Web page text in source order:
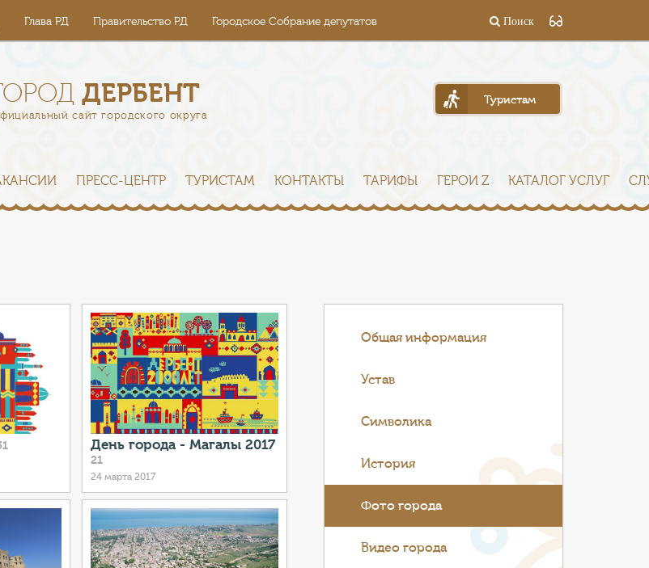
Глава РД Правительство РД Городское Собрание депутатов Поиск
ДЕРБЕНТ
сайт городского округа
Туристам
ПРЕСС-ЦЕНТР ТУРИСТАМ КОНТАКТЫ ТАРИФЫ ГЕРОИ Z КАТАЛОГ УСЛУГ
День города - Магалы 2017
21
24 марта 2017
Общая информация
Устав
Символика
История
Фото города
Видео города